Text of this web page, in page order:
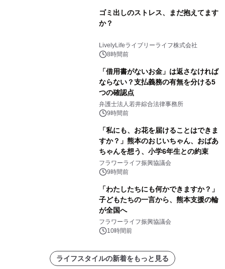
ゴミ出しのストレス、まだ抱えてます
か？
LivelyLifeライブリーライフ株式会社
8時間前
「借用書がないお金」は返さなければ
ならない？支払義務の有無を分ける5
つの確認点
弁護士法人若井綜合法律事務所
9時間前
「私にも、お花を届けることはできま
すか？」熊本のおじいちゃん、おばあ
ちゃんを想う、小学6年生との約束
フラワーライフ振興協議会
9時間前
「わたしたちにも何かできますか？」
子どもたちの一言から、熊本支援の輪
が全国へ
フラワーライフ振興協議会
10時間前
ライフスタイルの新着をもっと見る